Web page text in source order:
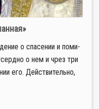
о спа­се­нии и по­ми­
о нем и чрез три
его. Дей­стви­тель­но,